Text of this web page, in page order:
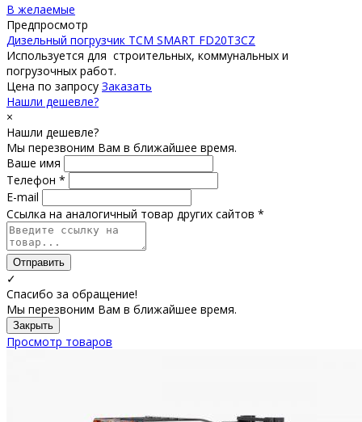
В желаемые
Предпросмотр
Дизельный погрузчик TCM SMART FD20T3CZ
Используется для строительных, коммунальных и
погрузочных работ.
Цена по запросу Заказать
Нашли дешевле?
×
Нашли дешевле?
Мы перезвоним Вам в ближайшее время.
Ваше имя
Телефон *
E-mail
Ссылка на аналогичный товар других сайтов *
Отправить
✓
Спасибо за обращение!
Мы перезвоним Вам в ближайшее время.
Закрыть
Просмотр товаров